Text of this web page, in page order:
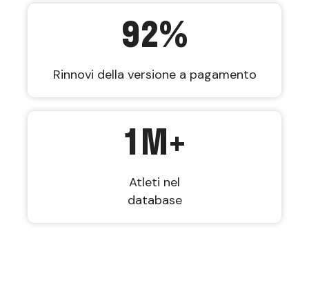
92%
Rinnovi della versione a pagamento
1M+
Atleti nel
database